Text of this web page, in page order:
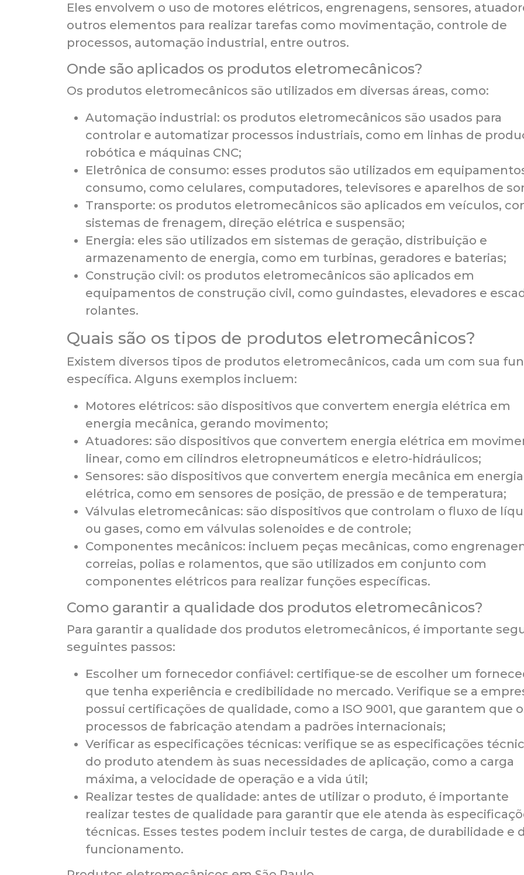
Eles envolvem o uso de motores elétricos, engrenagens, sensores,
outros elementos para realizar tarefas como movimentação, controle de
processos, automação industrial, entre outros.
Onde são aplicados os produtos eletromecânicos?
Os produtos eletromecânicos são utilizados em diversas áreas, como:
Automação industrial: os produtos eletromecânicos são usados para
controlar e automatizar processos industriais, como em linhas de
robótica e máquinas CNC;
Eletrônica de consumo: esses produtos são utilizados em
consumo, como celulares, computadores, televisores e aparelhos de
Transporte: os produtos eletromecânicos são aplicados em veículos,
sistemas de frenagem, direção elétrica e suspensão;
Energia: eles são utilizados em sistemas de geração, distribuição e
armazenamento de energia, como em turbinas, geradores e baterias;
Construção civil: os produtos eletromecânicos são aplicados em
equipamentos de construção civil, como guindastes, elevadores e
rolantes.
Quais são os tipos de produtos eletromecânicos?
Existem diversos tipos de produtos eletromecânicos, cada um com sua
específica. Alguns exemplos incluem:
Motores elétricos: são dispositivos que convertem energia elétrica em
energia mecânica, gerando movimento;
Atuadores: são dispositivos que convertem energia elétrica em
linear, como em cilindros eletropneumáticos e eletro-hidráulicos;
Sensores: são dispositivos que convertem energia mecânica em energia
elétrica, como em sensores de posição, de pressão e de temperatura;
Válvulas eletromecânicas: são dispositivos que controlam o fluxo de
ou gases, como em válvulas solenoides e de controle;
Componentes mecânicos: incluem peças mecânicas, como
correias, polias e rolamentos, que são utilizados em conjunto com
componentes elétricos para realizar funções específicas.
Como garantir a qualidade dos produtos eletromecânicos?
Para garantir a qualidade dos produtos eletromecânicos, é importante
seguintes passos:
Escolher um fornecedor confiável: certifique-se de escolher um
que tenha experiência e credibilidade no mercado. Verifique se a
possui certificações de qualidade, como a ISO 9001, que garantem que
processos de fabricação atendam a padrões internacionais;
Verificar as especificações técnicas: verifique se as especificações
do produto atendem às suas necessidades de aplicação, como a carga
máxima, a velocidade de operação e a vida útil;
Realizar testes de qualidade: antes de utilizar o produto, é importante
realizar testes de qualidade para garantir que ele atenda às
técnicas. Esses testes podem incluir testes de carga, de durabilidade e
funcionamento.